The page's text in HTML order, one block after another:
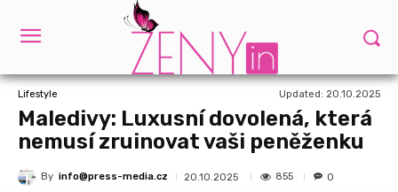
Lifestyle Updated: 20.10.2025
Maledivy: Luxusní dovolená, která
nemusí zruinovat vaši peněženku
By info@press-media.cz 20.10.2025 855 0